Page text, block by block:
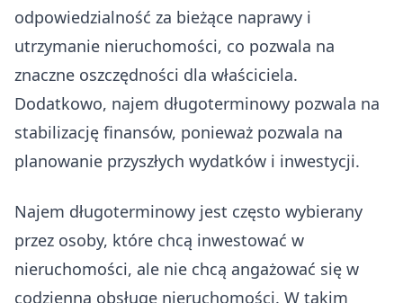
odpowiedzialność za bieżące naprawy i
utrzymanie nieruchomości, co pozwala na
znaczne oszczędności dla właściciela.
Dodatkowo, najem długoterminowy pozwala na
stabilizację finansów, ponieważ pozwala na
planowanie przyszłych wydatków i inwestycji.
Najem długoterminowy jest często wybierany
przez osoby, które chcą inwestować w
nieruchomości, ale nie chcą angażować się w
codzienną obsługę nieruchomości. W takim